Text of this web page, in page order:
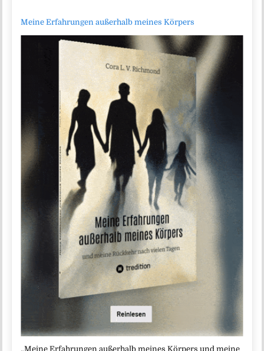
Meine Erfahrungen außerhalb meines Körpers
„Meine Erfahrungen außerhalb meines Körpers und meine